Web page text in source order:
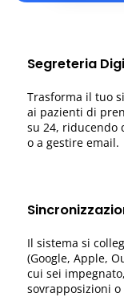
Segreteria
Trasforma il tuo
ai pazienti di
su 24, riducendo
o a gestire email.
Il sistema si
(Google, Apple,
cui sei
sovrapposizioni